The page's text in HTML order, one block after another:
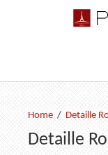
Detaille
Detaille